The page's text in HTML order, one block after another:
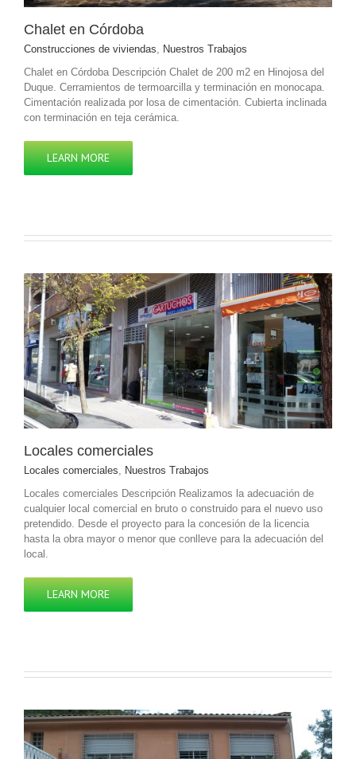
Chalet en Córdoba
Construcciones de viviendas, Nuestros Trabajos
Chalet en Córdoba Descripción Chalet de 200 m2 en Hinojosa del
Duque. Cerramientos de termoarcilla y terminación en monocapa.
Cimentación realizada por losa de cimentación. Cubierta inclinada
con terminación en teja cerámica.
LEARN MORE
Locales comerciales
Locales comerciales, Nuestros Trabajos
Locales comerciales Descripción Realizamos la adecuación de
cualquier local comercial en bruto o construido para el nuevo uso
pretendido. Desde el proyecto para la concesión de la licencia
hasta la obra mayor o menor que conlleve para la adecuación del
local.
LEARN MORE